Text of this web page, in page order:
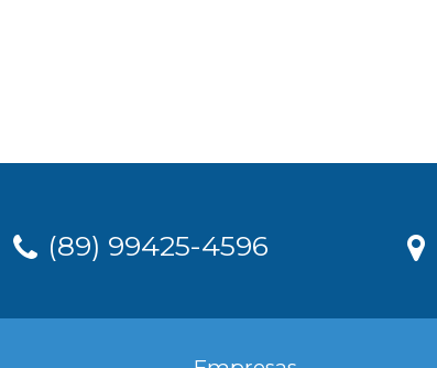
(89) 99425-4596